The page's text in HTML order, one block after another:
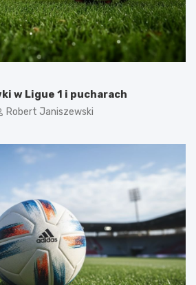
w Ligue 1 i pucharach
Robert Janiszewski